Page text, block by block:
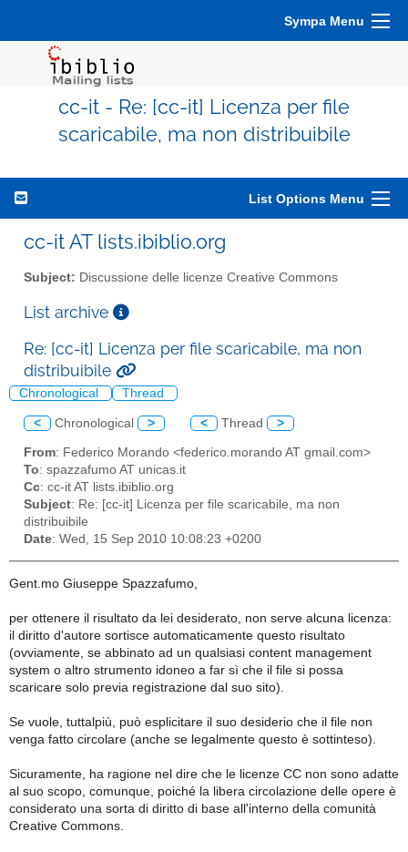
Sympa Menu
cc-it - Re: [cc-it] Licenza per file
scaricabile, ma non distribuibile
List Options Menu
cc-it AT lists.ibiblio.org
Subject: Discussione delle licenze Creative Commons
List archive
Re: [cc-it] Licenza per file scaricabile, ma non
distribuibile
Chronological Thread
< Chronological > < Thread >
From: Federico Morando <federico.morando AT gmail.com>
To: spazzafumo AT unicas.it
Cc: cc-it AT lists.ibiblio.org
Subject: Re: [cc-it] Licenza per file scaricabile, ma non
distribuibile
Date: Wed, 15 Sep 2010 10:08:23 +0200
Gent.mo Giuseppe Spazzafumo,
per ottenere il risultato da lei desiderato, non serve alcuna licenza:
il diritto d'autore sortisce automaticamente questo risultato
(ovviamente, se abbinato ad un qualsiasi content management
system o altro strumento idoneo a far sì che il file si possa
scaricare solo previa registrazione dal suo sito).
Se vuole, tuttalpiù, può esplicitare il suo desiderio che il file non
venga fatto circolare (anche se legalmente questo è sottinteso).
Sicuramente, ha ragione nel dire che le licenze CC non sono adatte
al suo scopo, comunque, poiché la libera circolazione delle opere è
considerato una sorta di diritto di base all'interno della comunità
Creative Commons.